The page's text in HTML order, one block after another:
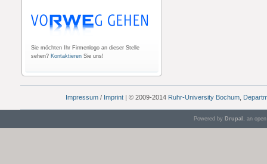
Sie möchten Ihr Firmenlogo an dieser Stelle
sehen? Kontaktieren Sie uns!
Impressum/ Imprint| © 2009-2014 Ruhr-University Bochum,
Powered by Drupal , an